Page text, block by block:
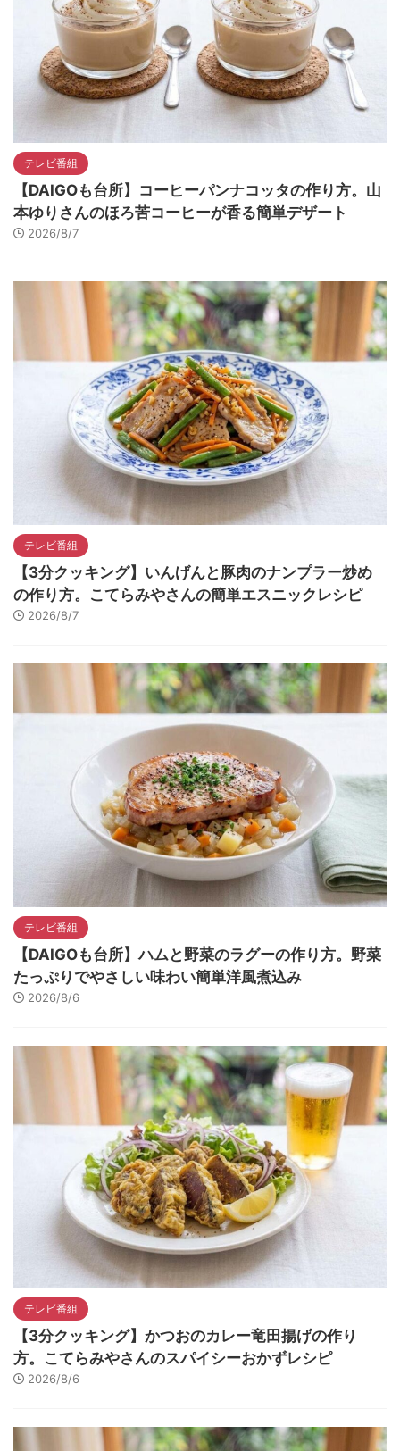
テレビ番組
【DAIGOも台所】コーヒーパンナコッタの作り方。山
本ゆりさんのほろ苦コーヒーが香る簡単デザート
2026/8/7
テレビ番組
【3分クッキング】いんげんと豚肉のナンプラー炒め
の作り方。こてらみやさんの簡単エスニックレシピ
2026/8/7
テレビ番組
【DAIGOも台所】ハムと野菜のラグーの作り方。野菜
たっぷりでやさしい味わい簡単洋風煮込み
2026/8/6
テレビ番組
【3分クッキング】かつおのカレー竜田揚げの作り
方。こてらみやさんのスパイシーおかずレシピ
2026/8/6